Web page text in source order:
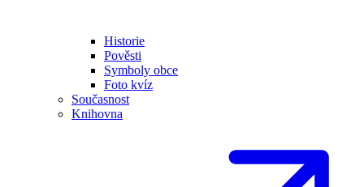
Historie
Pověsti
Symboly obce
Foto kvíz
Současnost
Knihovna